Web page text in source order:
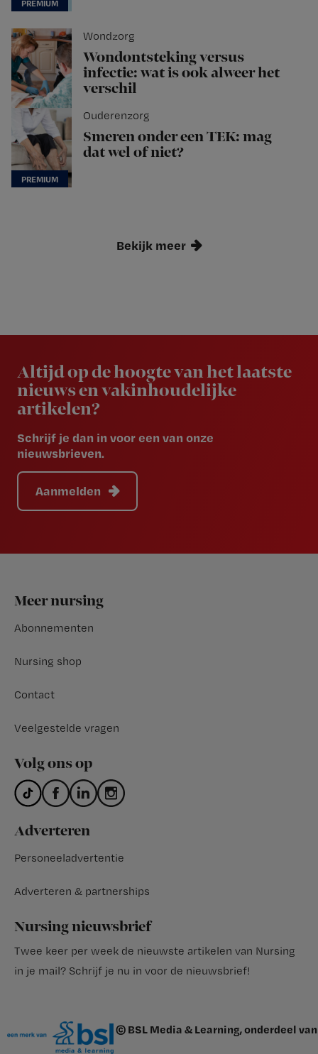
Wondzorg
Wondontsteking versus
infectie: wat is ook alweer het
verschil
Ouderenzorg
Smeren onder een TEK: mag
dat wel of niet?
Bekijk meer
Altijd op de hoogte van het laatste
nieuws en vakinhoudelijke
artikelen?
Schrijf je dan in voor een van onze
nieuwsbrieven.
Aanmelden
Footer
Meer nursing
Abonnementen
Nursing shop
Contact
Veelgestelde vragen
Volg ons op
Adverteren
Personeeladvertentie
Adverteren & partnerships
Nursing nieuwsbrief
Twee keer per week de nieuwste artikelen van Nursing
in je mail? Schrijf je nu in voor de nieuwsbrief!
© BSL Media & Learning, onderdeel van